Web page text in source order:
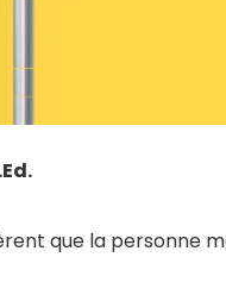
que la personne